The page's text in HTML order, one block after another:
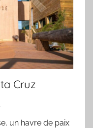
Cruz
un havre de paix